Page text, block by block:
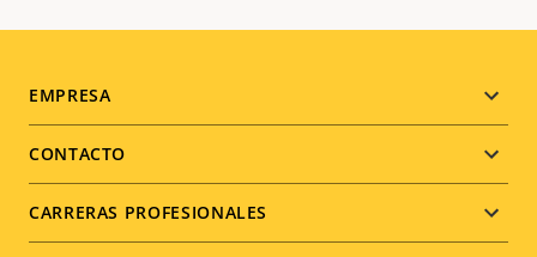
Footer
menu
EMPRESA
CONTACTO
CARRERAS PROFESIONALES